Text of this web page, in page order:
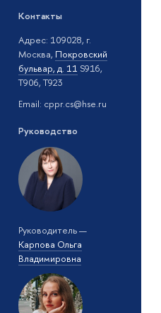
Контакты
Адрес: 109028, г.
Москва, Покровский
бульвар, д. 11 S916,
T906, T923
Email: cppr.cs@hse.ru
Руководство
Руководитель —
Карпова Ольга
Владимировна